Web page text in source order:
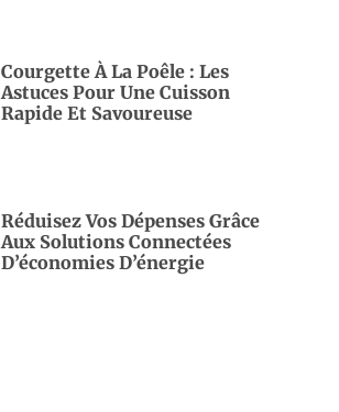
Courgette À La Poêle : Les
Astuces Pour Une Cuisson
Rapide Et Savoureuse
Réduisez Vos Dépenses Grâce
Aux Solutions Connectées
D’économies D’énergie